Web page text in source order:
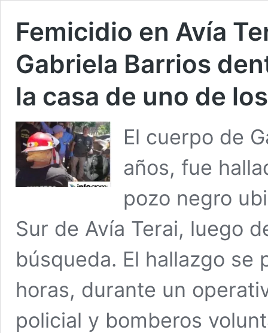
Femicidio en Avía
Gabriela Barrios
la casa de uno de
El cuerpo de
años, fue
pozo negro
Sur de Avía Terai, luego
búsqueda. El hallazgo se
horas, durante un
policial y bomberos